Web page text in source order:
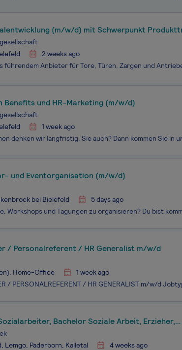
(m/w/d) mit Schwerpunkt
2 weeks ago
Benefits und HR-Marketing (m/w/d)
1 week ago
und Eventorganisation (m/w/d)
bei Bielefeld
5 days ago
/ Personalreferent / HR Generalist m/w/d
Home-Office
1 week ago
Bachelor Soziale Arbeit, Erzieher,
oder Psychologen (m/w/d) in der stationären
Lemgo, Paderborn, Kalletal
4 weeks ago